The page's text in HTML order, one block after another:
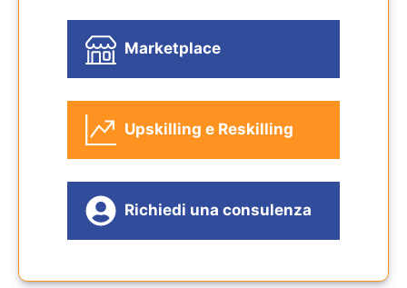
Marketplace
Upskilling e Reskilling
Richiedi una consulenza